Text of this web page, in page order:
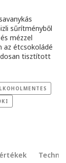
sűrítményből
mézzel
az étcsokoládé
tisztított